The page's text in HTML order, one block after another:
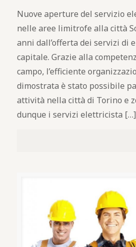
Nuove aperture del servizio
nelle aree limitrofe alla città
anni dall’offerta dei servizi di
capitale. Grazie alla
campo, l’efficiente
dimostrata è stato possibile
attività nella città di Torino e
dunque i servizi elettricista […]